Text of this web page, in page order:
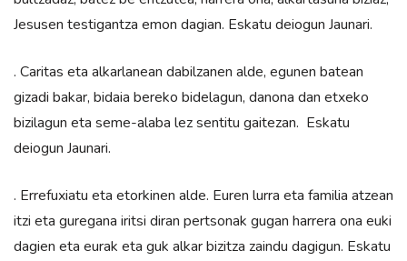
Jesusen testigantza emon dagian. Eskatu deiogun Jaunari.
. Caritas eta alkarlanean dabilzanen alde, egunen batean
gizadi bakar, bidaia bereko bidelagun, danona dan etxeko
bizilagun eta seme-alaba lez sentitu gaitezan. Eskatu
deiogun Jaunari.
. Errefuxiatu eta etorkinen alde. Euren lurra eta familia atzean
itzi eta guregana iritsi diran pertsonak gugan harrera ona euki
dagien eta eurak eta guk alkar bizitza zaindu dagigun. Eskatu